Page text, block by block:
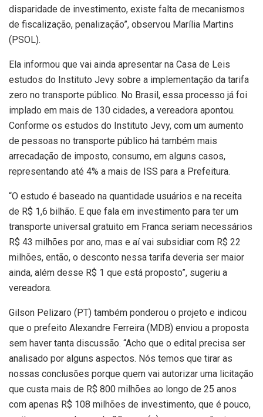
disparidade de investimento, existe falta de mecanismos
de fiscalização, penalização”, observou Marília Martins
(PSOL).
Ela informou que vai ainda apresentar na Casa de Leis
estudos do Instituto Jevy sobre a implementação da tarifa
zero no transporte público. No Brasil, essa processo já foi
implado em mais de 130 cidades, a vereadora apontou.
Conforme os estudos do Instituto Jevy, com um aumento
de pessoas no transporte público há também mais
arrecadação de imposto, consumo, em alguns casos,
representando até 4% a mais de ISS para a Prefeitura.
“O estudo é baseado na quantidade usuários e na receita
de R$ 1,6 bilhão. E que fala em investimento para ter um
transporte universal gratuito em Franca seriam necessários
R$ 43 milhões por ano, mas e aí vai subsidiar com R$ 22
milhões, então, o desconto nessa tarifa deveria ser maior
ainda, além desse R$ 1 que está proposto”, sugeriu a
vereadora.
Gilson Pelizaro (PT) também ponderou o projeto e indicou
que o prefeito Alexandre Ferreira (MDB) enviou a proposta
sem haver tanta discussão. “Acho que o edital precisa ser
analisado por alguns aspectos. Nós temos que tirar as
nossas conclusões porque quem vai autorizar uma licitação
que custa mais de R$ 800 milhões ao longo de 25 anos
com apenas R$ 108 milhões de investimento, que é pouco,